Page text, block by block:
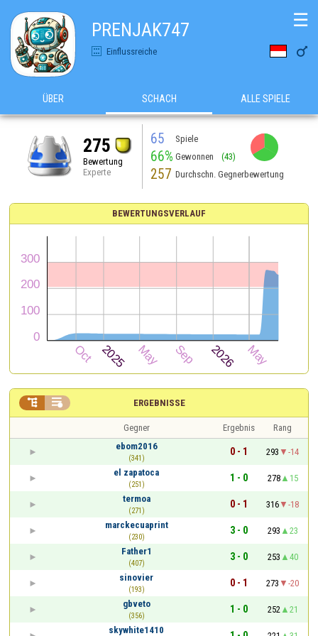
PRENJAK747
Einflussreiche 
☰
ÜBER SCHACH ALLE SPIELE
275
Bewertung
Experte
65 Spiele
66% Gewonnen (43)
257 Durchschn. Gegnerbewertung
BEWERTUNGSVERLAUF
ERGEBNISSE
 
Gegner Ergebnis
Rang
ebom2016
(341)
0 - 1 293
-14
el zapatoca
(251)
1 - 0 278
15
termoa
(271)
0 - 1 316
-18
marckecuaprint
(230)
3 - 0 293
23
Father1
(407)
3 - 0 253
40
sinovier
(193)
0 - 1 273
-20
gbveto
(356)
1 - 0 252
21
skywhite1410